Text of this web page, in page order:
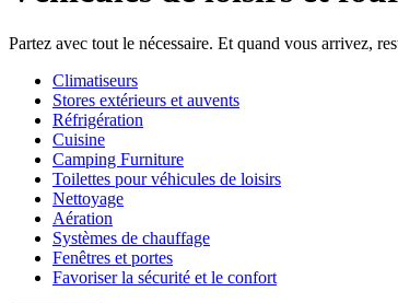
Partez avec tout le nécessaire. Et quand vous arrivez,
Climatiseurs
Stores extérieurs et auvents
Réfrigération
Cuisine
Camping Furniture
Toilettes pour véhicules de loisirs
Nettoyage
Aération
Systèmes de chauffage
Fenêtres et portes
Favoriser la sécurité et le confort